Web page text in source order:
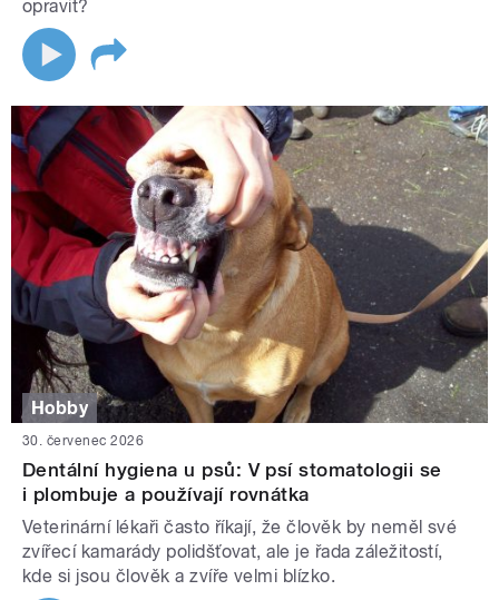
opravit?
Hobby
30. červenec 2026
Dentální hygiena u psů: V psí stomatologii se
i plombuje a používají rovnátka
Veterinární lékaři často říkají, že člověk by neměl své
zvířecí kamarády polidšťovat, ale je řada záležitostí,
kde si jsou člověk a zvíře velmi blízko.